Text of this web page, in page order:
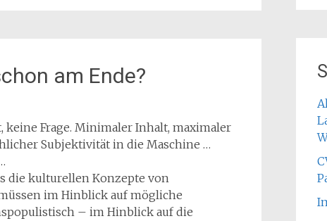
am Ende?
keine Frage. Minimaler Inhalt, maximaler
Subjektivität in die Maschine …
die kulturellen Konzepte von
im Hinblick auf mögliche
– im Hinblick auf die